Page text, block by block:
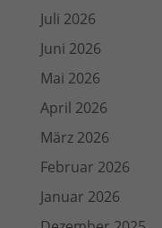
Juli 2026
Juni 2026
Mai 2026
April 2026
März 2026
Februar 2026
Januar 2026